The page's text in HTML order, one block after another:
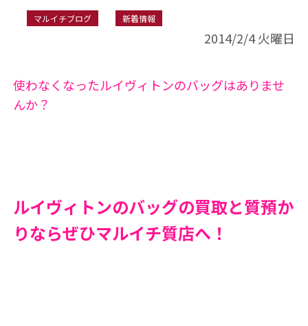
マルイチブログ 新着情報
2014/2/4 火曜日
使わなくなったルイヴィトンのバッグはありませ
んか？
ルイヴィトンのバッグの買取と質預か
りならぜひマルイチ質店へ！